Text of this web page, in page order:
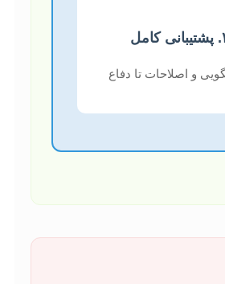
و اصلاحات تا دفاع